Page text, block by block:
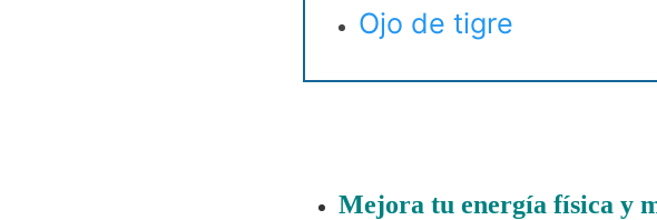
Ojo de tigre
Mejora tu energía física y